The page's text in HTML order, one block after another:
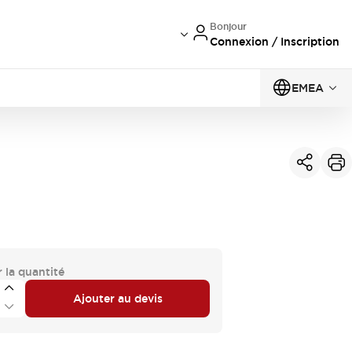
Bonjour
Connexion / Inscription
EMEA
la quantité
Ajouter au devis